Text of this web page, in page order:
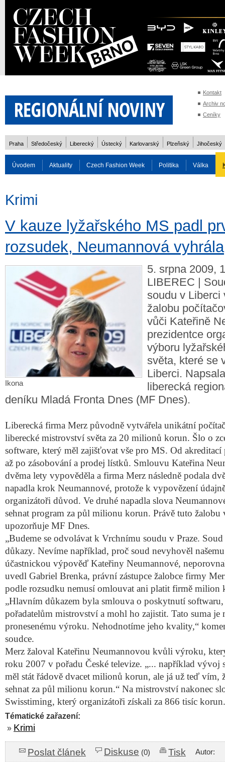
Kontakt
Archiv
Ceníky
Praha Středočeský Liberecký Ústecký Karlovarský Plzeňský Jihočeský
Úvodem Aktuality Czech Fashion Week Politika Válka
Krimi
V kauze lyžařského MS padl
rozsudek, Neumannová vyhrála
Ikona
5. srpna 2009,
LIBEREC |
soudu v Liberci
žalobu
vůči Kateřině
prezidentce
výboru
světa, které se
Liberci.
liberecká
deníku Mladá Fronta Dnes (MF Dnes).
Liberecká firma Merz původně vytvářela unikátní
liberecké mistrovství světa za 20 milionů korun. Šlo o
software, který měl zajišťovat vše pro MS. Od
až po zásobování a prodej lístků. Smlouvu Kateřina
dvěma lety vypověděla a firma Merz následně podala
napadla krok Neumannové, protože k vypovězení
organizátoři důvod. Ve druhé napadla slova
sehnat program za půl milionu korun. Právě tuto žalobu
upozorňuje MF Dnes.
„Budeme se odvolávat k Vrchnímu soudu v Praze.
důkazy. Nevíme například, proč soud nevyhověl
účastnickou výpověď Kateřiny Neumannové,
uvedl Gabriel Brenka, právní zástupce žalobce firmy
podle rozsudku nemusí omlouvat ani platit firmě milion
„Hlavním důkazem byla smlouva o poskytnutí
pořadatelům mistrovství a mohl ho zajistit. Tato suma je
pronesenému výroku. Nehodnotíme jeho kvality,“
soudce.
Merz žaloval Kateřinu Neumannovou kvůli výroku,
roku 2007 v pořadu České televize. „... například vývoj
měl stát řádově dvacet milionů korun, ale já už teď vím,
sehnat za půl milionu korun.“ Na mistrovství nakonec
Swisstiming, který organizátoři získali za 866 tisíc korun.
Tématické zařazení:
» Krimi
Poslat článek Diskuse (0) Tisk Autor: